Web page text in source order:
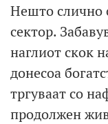
Нешто слично
сектор.
наглиот скок
донесоа
тргуваат со
продолжен